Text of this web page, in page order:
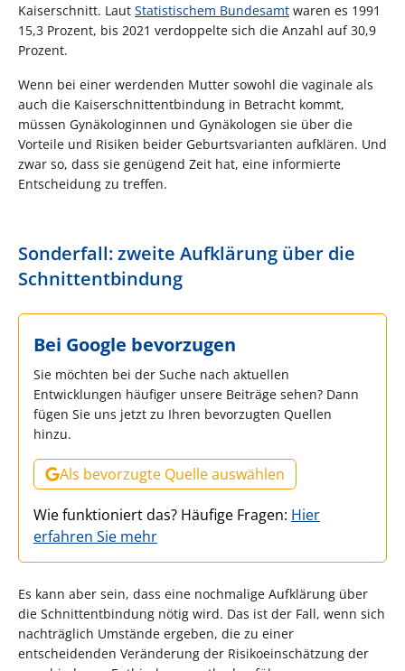
Kaiserschnitt. Laut Statistischem Bundesamt waren es 1991
15,3 Prozent, bis 2021 verdoppelte sich die Anzahl auf 30,9
Prozent.
Wenn bei einer werdenden Mutter sowohl die vaginale als
auch die Kaiserschnittentbindung in Betracht kommt,
müssen Gynäkologinnen und Gynäkologen sie über die
Vorteile und Risiken beider Geburtsvarianten aufklären. Und
zwar so, dass sie genügend Zeit hat, eine informierte
Entscheidung zu treffen.
Sonderfall: zweite Aufklärung über die
Schnittentbindung
Bei Google bevorzugen
Sie möchten bei der Suche nach aktuellen
Entwicklungen häufiger unsere Beiträge sehen? Dann
fügen Sie uns jetzt zu Ihren bevorzugten Quellen
hinzu.
Als bevorzugte Quelle auswählen
Wie funktioniert das? Häufige Fragen: Hier
erfahren Sie mehr
Es kann aber sein, dass eine nochmalige Aufklärung über
die Schnittentbindung nötig wird. Das ist der Fall, wenn sich
nachträglich Umstände ergeben, die zu einer
entscheidenden Veränderung der Risikoeinschätzung der